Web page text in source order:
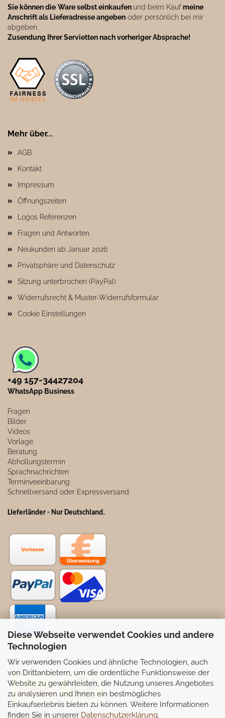
Diese Webseite verwendet Cookies und andere
Technologien
Wir verwenden Cookies und ähnliche Technologien, auch
von Drittanbietern, um die ordentliche Funktionsweise der
Website zu gewährleisten, die Nutzung unseres Angebotes
zu analysieren und Ihnen ein bestmögliches
Einkaufserlebnis bieten zu können. Weitere Informationen
finden Sie in unserer Datenschutzerklärung.
Sie können die Ware selbst einkaufen und beim Kaufmeine
Anschrift als Lieferadresse angeben oder persönlich bei mir
abgeben.
Zusendung Ihrer Servietten nach vorheriger Absprache!
Mehr über...
AGB
Kontakt
Impressum
Öffnungszeiten
Logos Referenzen
Fragen und Antworten
Neukunden ab Januar 2026
Privatsphäre und Datenschutz
Sitzung unterbrochen (PayPal)
Widerrufsrecht & Muster-Widerrufsformular
Cookie Einstellungen
+49 157-34427204​
WhatsApp Business
Fragen
Bilder
Videos
Vorlage
Beratung
Abhollungstermin
Sprachnachrichten
Terminveeinbarung
Schnellversand oder Expressversand
Lieferländer - Nur Deutschland.
Selbstabhollung möglich
Partnerseiten: